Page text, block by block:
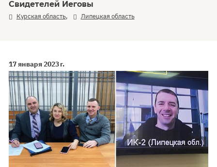
Свидетелей Иеговы
Курская область, Липецкая область
17 января 2023 г.